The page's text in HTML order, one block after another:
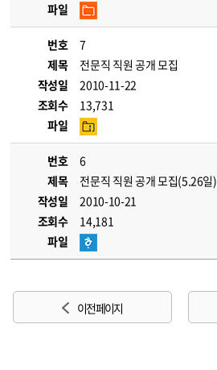
파일
번호
7
제목
전문직 직원 공개 모집
작성일
2010-11-22
조회수
13,731
파일
번호
6
제목
전문직 직원 공개 모집(5.26일)
작성일
2010-10-21
조회수
14,181
파일
이전 페이지